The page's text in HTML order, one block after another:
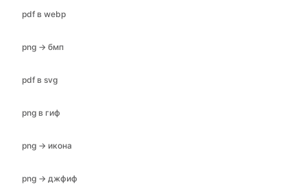
pdf в webp
png → бмп
pdf в svg
png в гиф
png → икона
png → джфиф